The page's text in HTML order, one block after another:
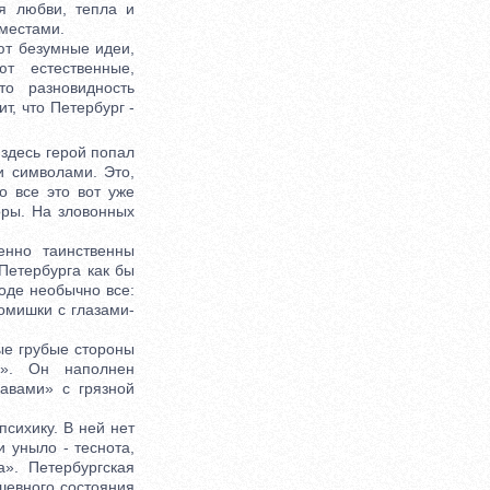
любви, тепла и
безумные идеи,
естественные,
разновидность
что Петербург -
герой попал
символами. Это,
все это вот уже
На зловонных
таинственны
как бы
необычно все:
с глазами-
грубые стороны
Он наполнен
с грязной
В ней нет
уныло - теснота,
Петербургская